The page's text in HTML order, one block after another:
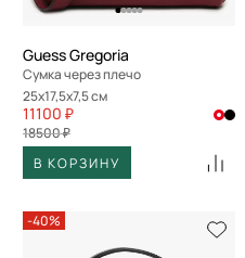
Guess Gregoria
Сумка через плечо
25x17,5x7,5 см
11100 ₽
18500 ₽
В КОРЗИНУ
-40%